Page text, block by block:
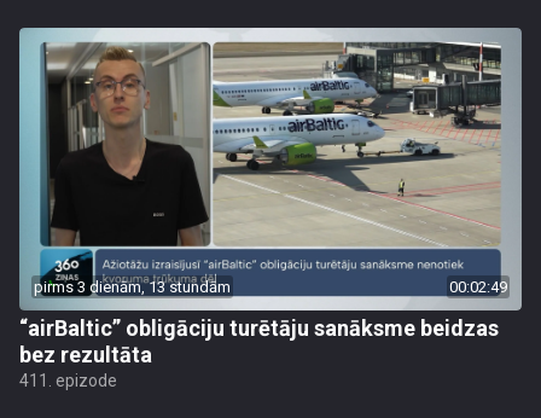
pirms 3 dienām, 13 stundām 00:02:49
“airBaltic” obligāciju turētāju sanāksme beidzas
bez rezultāta
411. epizode